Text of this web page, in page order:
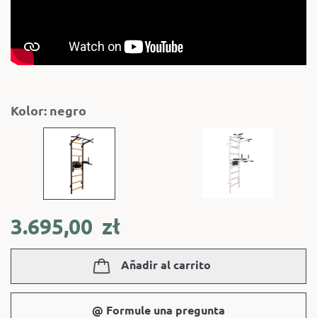
Kolor: negro
3.695,00 zł
Añadir al carrito
@ Formule una pregunta